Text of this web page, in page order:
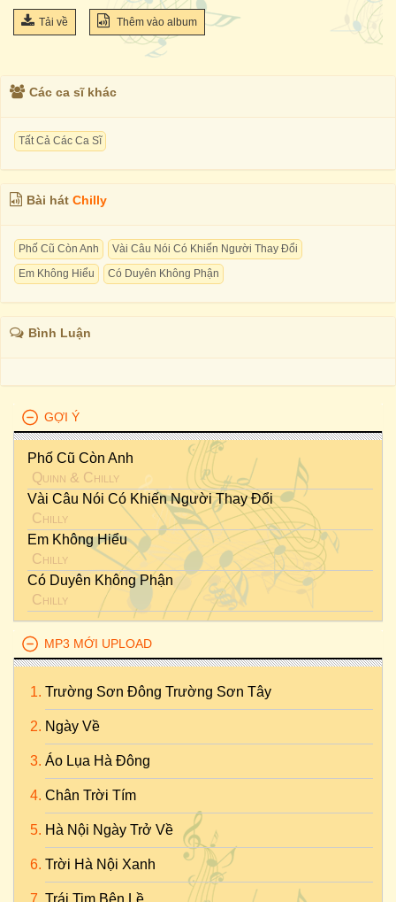
Tải về Thêm vào album
Các ca sĩ khác
Tất Cả Các Ca Sĩ
Bài hát Chilly
Phố Cũ Còn Anh
Vài Câu Nói Có Khiến Người Thay Đổi
Em Không Hiểu
Có Duyên Không Phận
Bình Luận
GỢI Ý
Phố Cũ Còn Anh
Quinn & Chilly
Vài Câu Nói Có Khiến Người Thay Đổi
Chilly
Em Không Hiểu
Chilly
Có Duyên Không Phận
Chilly
MP3 MỚI UPLOAD
Trường Sơn Đông Trường Sơn Tây
Ngày Về
Áo Lụa Hà Đông
Chân Trời Tím
Hà Nội Ngày Trở Về
Trời Hà Nội Xanh
Trái Tim Bên Lề